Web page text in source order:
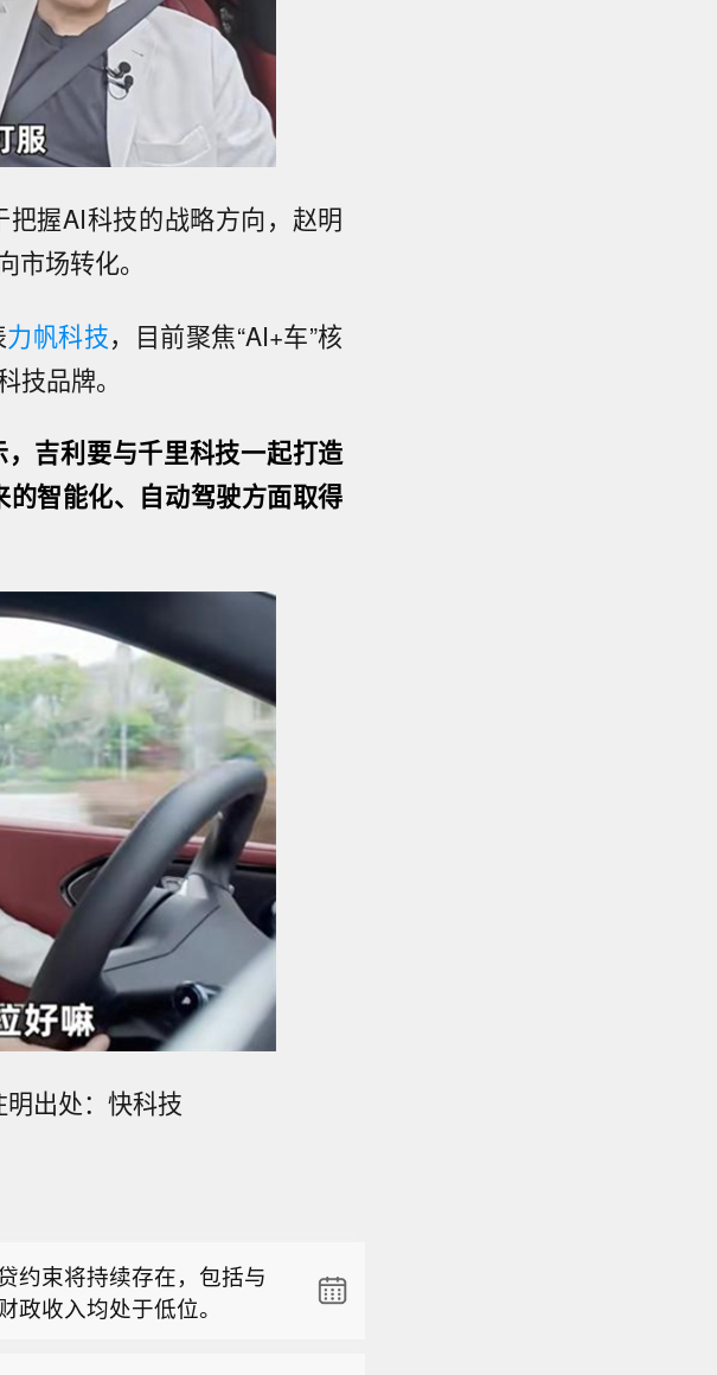
握AI科技的战略方向，赵明
场转化。
力帆科技，目前聚焦“AI+车”核
技品牌。
吉利要与千里科技一起打造
智能化、自动驾驶方面取得
明出处：快科技
约束将持续存在，包括与
收入均处于低位。